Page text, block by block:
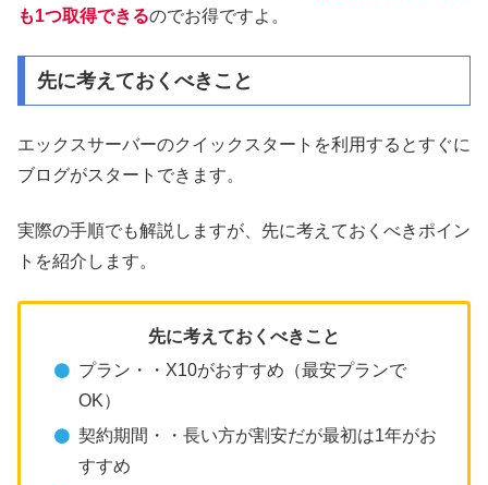
も1つ取得できるのでお得ですよ。
先に考えておくべきこと
エックスサーバーのクイックスタートを利用するとすぐに
ブログがスタートできます。
実際の手順でも解説しますが、先に考えておくべきポイン
トを紹介します。
先に考えておくべきこと
プラン・・X10がおすすめ（最安プランで
OK）
契約期間・・長い方が割安だが最初は1年がお
すすめ